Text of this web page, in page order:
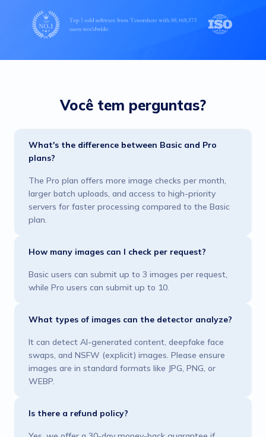
Você tem perguntas?
What's the difference between Basic and Pro
plans?
The Pro plan offers more image checks per month,
larger batch uploads, and access to high-priority
servers for faster processing compared to the Basic
plan.
How many images can I check per request?
Basic users can submit up to 3 images per request,
while Pro users can submit up to 10.
What types of images can the detector analyze?
It can detect AI-generated content, deepfake face
swaps, and NSFW (explicit) images. Please ensure
images are in standard formats like JPG, PNG, or
WEBP.
Is there a refund policy?